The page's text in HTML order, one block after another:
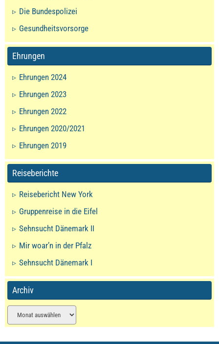
Die Bundespolizei
Gesundheitsvorsorge
Ehrungen
Ehrungen 2024
Ehrungen 2023
Ehrungen 2022
Ehrungen 2020/2021
Ehrungen 2019
Reiseberichte
Reisebericht New York
Gruppenreise in die Eifel
Sehnsucht Dänemark II
Mir woar’n in der Pfalz
Sehnsucht Dänemark I
Archiv
Archiv